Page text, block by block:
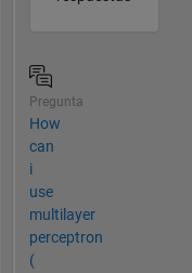
Pregunta
How
can
i
use
multilayer
perceptron
(